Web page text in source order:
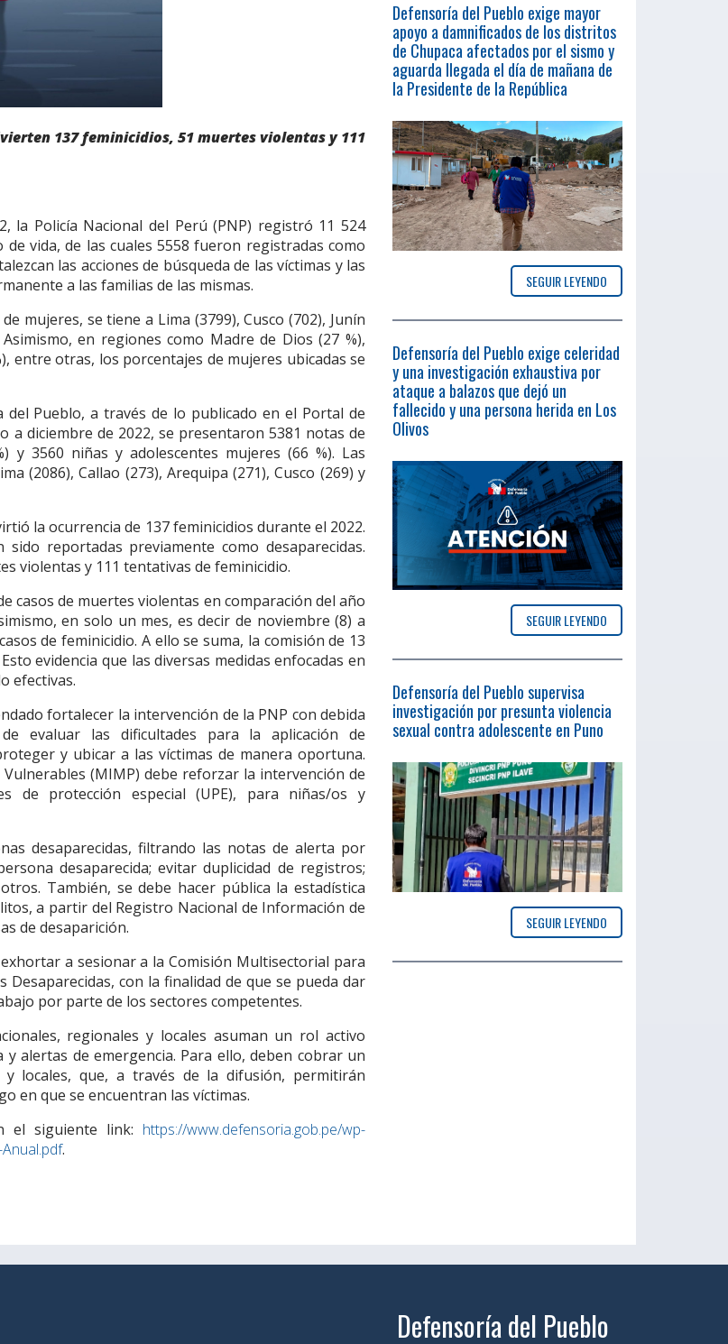
137 feminicidios, 51 muertes violentas y 111
la Policía Nacional del Perú (PNP) registró 11 524
vida, de las cuales 5558 fueron registradas como
las acciones de búsqueda de las víctimas y las
a las familias de las mismas.
mujeres, se tiene a Lima (3799), Cusco (702), Junín
en regiones como Madre de Dios (27 %),
entre otras, los porcentajes de mujeres ubicadas se
Pueblo, a través de lo publicado en el Portal de
a diciembre de 2022, se presentaron 5381 notas de
y 3560 niñas y adolescentes mujeres (66 %). Las
(2086), Callao (273), Arequipa (271), Cusco (269) y
la ocurrencia de 137 feminicidios durante el 2022.
reportadas previamente como desaparecidas.
violentas y 111 tentativas de feminicidio.
casos de muertes violentas en comparación del año
en solo un mes, es decir de noviembre (8) a
de feminicidio. A ello se suma, la comisión de 13
evidencia que las diversas medidas enfocadas en
efectivas.
fortalecer la intervención de la PNP con debida
evaluar las dificultades para la aplicación de
y ubicar a las víctimas de manera oportuna.
(MIMP) debe reforzar la intervención de
de protección especial (UPE), para niñas/os y
desaparecidas, filtrando las notas de alerta por
desaparecida; evitar duplicidad de registros;
También, se debe hacer pública la estadística
a partir del Registro Nacional de Información de
de desaparición.
a sesionar a la Comisión Multisectorial para
con la finalidad de que se pueda dar
por parte de los sectores competentes.
regionales y locales asuman un rol activo
alertas de emergencia. Para ello, deben cobrar un
y locales, que, a través de la difusión, permitirán
en que se encuentran las víctimas.
siguiente link: https://www.defensoria.gob.pe/wp-
.
Defensoría del Pueblo exige mayor
apoyo a damnificados de los distritos
de Chupaca afectados por el sismo y
aguarda llegada el día de mañana de
la Presidente de la República
SEGUIR LEYENDO
Defensoría del Pueblo exige celeridad
y una investigación exhaustiva por
ataque a balazos que dejó un
fallecido y una persona herida en Los
Olivos
SEGUIR LEYENDO
Defensoría del Pueblo supervisa
investigación por presunta violencia
sexual contra adolescente en Puno
SEGUIR LEYENDO
Defensoría del Pueblo